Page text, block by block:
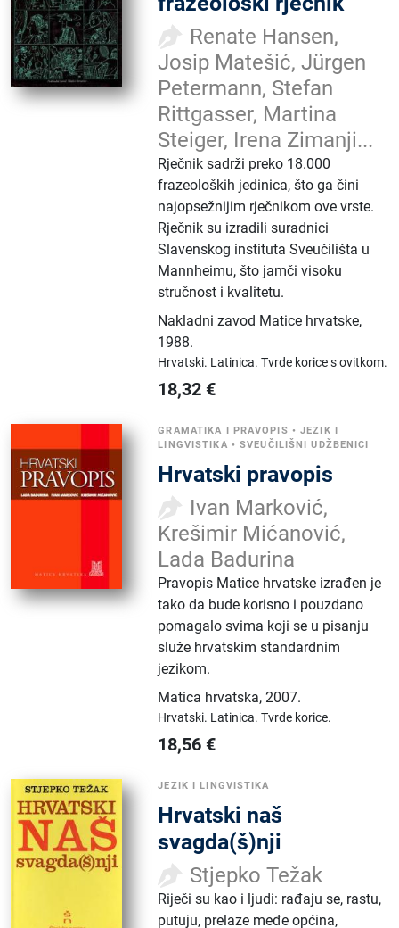
Renate Hansen,
Josip Matešić, Jürgen
Petermann, Stefan
Rittgasser, Martina
Steiger, Irena Zimanji...
Rječnik sadrži preko 18.000
frazeoloških jedinica, što ga čini
najopsežnijim rječnikom ove vrste.
Rječnik su izradili suradnici
Slavenskog instituta Sveučilišta u
Mannheimu, što jamči visoku
stručnost i kvalitetu.
Nakladni zavod Matice hrvatske,
1988.
Hrvatski. Latinica.Tvrde korice s ovitkom.
18,32 €
GRAMATIKA I PRAVOPIS •JEZIK I
LINGVISTIKA •SVEUČILIŠNI UDŽBENICI
Hrvatski pravopis
Ivan Marković,
Krešimir Mićanović,
Lada Badurina
Pravopis Matice hrvatske izrađen je
tako da bude korisno i pouzdano
pomagalo svima koji se u pisanju
služe hrvatskim standardnim
jezikom.
Matica hrvatska,2007.
Hrvatski. Latinica.Tvrde korice.
18,56 €
JEZIK I LINGVISTIKA
Hrvatski naš
svagda(š)nji
Stjepko Težak
Riječi su kao i ljudi: rađaju se, rastu,
putuju, prelaze međe općina,